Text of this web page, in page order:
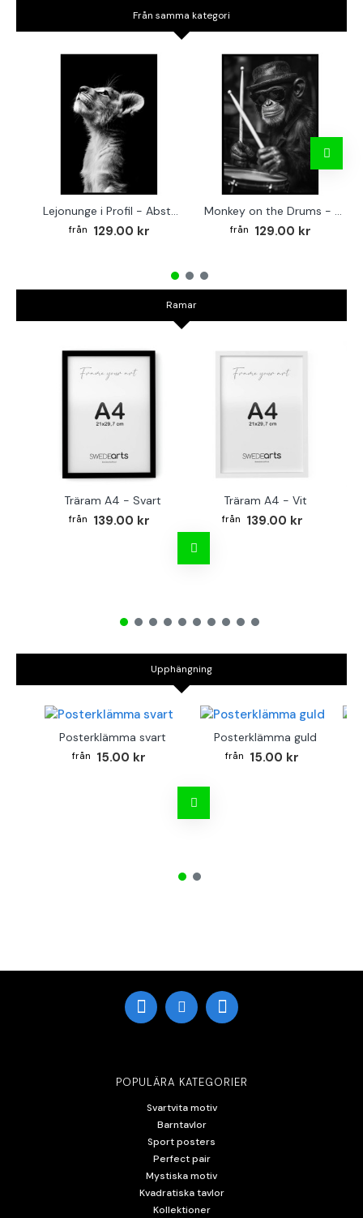
Från samma kategori
Lejonunge i Profil - Abstrakt poster i svartvitt
129.00 kr
Monkey on the Drums - Trendig poster
129.00 kr
Ramar
Träram A4 - Svart
139.00 kr
Träram A4 - Vit
139.00 kr
Upphängning
Posterklämma svart
15.00 kr
Posterklämma guld
15.00 kr
POPULÄRA KATEGORIER
Svartvita motiv
Barntavlor
Sport posters
Perfect pair
Mystiska motiv
Kvadratiska tavlor
Kollektioner